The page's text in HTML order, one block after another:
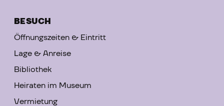
BESUCH
Öffnungszeiten & Eintritt
Lage & Anreise
Bibliothek
Heiraten im Museum
Vermietung